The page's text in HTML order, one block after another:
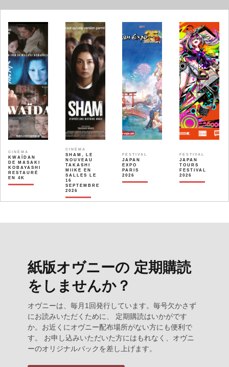
CINÉMA
KWAÏDAN
DE MASAKI
KOBAYASHI
RESTAURÉ
EN 4K
CINÉMA
SHAM, LE
NOUVEAU
TAKASHI
MIIKE EN
SALLES LE
16
SEPTEMBRE
2026
FESTIVAL
JAPAN
EXPO
PARIS
2026
FESTIVAL
JAPAN
TOURS
FESTIVAL
2026
紙版オヴニーの 定期購読
をしませんか？
オヴニーは、毎月1回発行しています。毎号欠かさず
にお読みいただくために、 定期購読はいかがです
か。お近くにオヴニー配布場所がない方にも便利で
す。 お申し込みいただいた方にはもれなく、オヴニ
ーのオリジナルバックを差し上げます。